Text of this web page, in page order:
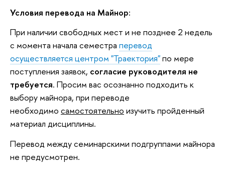
Условия перевода на Майнор:
При наличии свободных мест и не позднее 2 недель
с момента начала семестра перевод
осуществляется центром "Траектория"по мере
поступления заявок, согласие руководителя не
требуется. Просим вас осознанно подходить к
выбору майнора, при переводе
необходимо самостоятельно изучить пройденный
материал дисциплины.
Перевод между семинарскими подгруппами майнора
не предусмотрен.